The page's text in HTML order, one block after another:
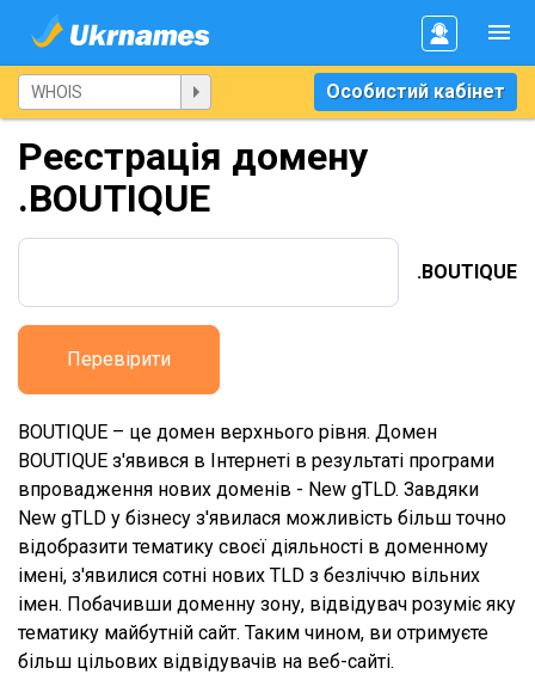
Особистий кабінет
Реєстрація домену
.BOUTIQUE
.BOUTIQUE
Перевірити
BOUTIQUE – це домен верхнього рівня. Домен
BOUTIQUE з'явився в Інтернеті в результаті програми
впровадження нових доменів - New gTLD. Завдяки
New gTLD у бізнесу з'явилася можливість більш точно
відобразити тематику своєї діяльності в доменному
імені, з'явилися сотні нових TLD з безліччю вільних
імен. Побачивши доменну зону, відвідувач розуміє яку
тематику майбутній сайт. Таким чином, ви отримуєте
більш цільових відвідувачів на веб-сайті.